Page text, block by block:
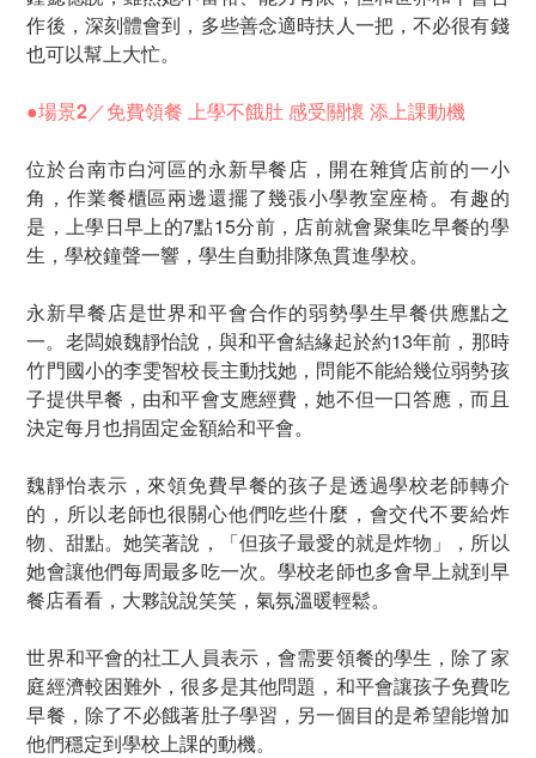
作後，深刻體會到，多些善念適時扶人一把，不必很有錢
也可以幫上大忙。
●場景2／免費領餐 上學不餓肚 感受關懷 添上課動機
位於台南市白河區的永新早餐店，開在雜貨店前的一小
角，作業餐櫃區兩邊還擺了幾張小學教室座椅。有趣的
是，上學日早上的7點15分前，店前就會聚集吃早餐的學
生，學校鐘聲一響，學生自動排隊魚貫進學校。
永新早餐店是世界和平會合作的弱勢學生早餐供應點之
一。老闆娘魏靜怡說，與和平會結緣起於約13年前，那時
竹門國小的李雯智校長主動找她，問能不能給幾位弱勢孩
子提供早餐，由和平會支應經費，她不但一口答應，而且
決定每月也捐固定金額給和平會。
魏靜怡表示，來領免費早餐的孩子是透過學校老師轉介
的，所以老師也很關心他們吃些什麼，會交代不要給炸
物、甜點。她笑著說，「但孩子最愛的就是炸物」，所以
她會讓他們每周最多吃一次。學校老師也多會早上就到早
餐店看看，大夥說說笑笑，氣氛溫暖輕鬆。
世界和平會的社工人員表示，會需要領餐的學生，除了家
庭經濟較困難外，很多是其他問題，和平會讓孩子免費吃
早餐，除了不必餓著肚子學習，另一個目的是希望能增加
他們穩定到學校上課的動機。